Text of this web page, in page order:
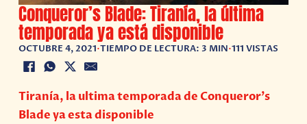
Conqueror’s Blade: Tiranía, la última
temporada ya está disponible
OCTUBRE 4, 2021•TIEMPO DE LECTURA: 3 MIN•111 VISTAS
Tiranía, la ultima temporada de Conqueror’s
Blade ya esta disponible